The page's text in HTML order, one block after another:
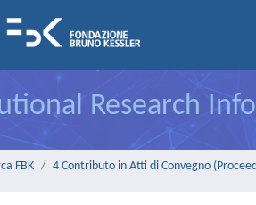
Research
FBK 4 Contributo in Atti di Convegno